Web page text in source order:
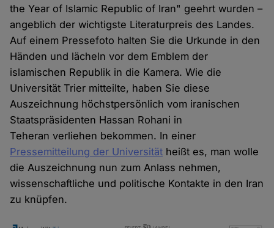
the Year of Islamic Republic of Iran" geehrt wurden –
angeblich der wichtigste Literaturpreis des Landes.
Auf einem Pressefoto halten Sie die Urkunde in den
Händen und lächeln vor dem Emblem der
islamischen Republik in die Kamera. Wie die
Universität Trier mitteilte, haben Sie diese
Auszeichnung höchstpersönlich vom iranischen
Staatspräsidenten Hassan Rohani in
Teheran verliehen bekommen. In einer
Pressemitteilung der Universität heißt es, man wolle
die Auszeichnung nun zum Anlass nehmen,
wissenschaftliche und politische Kontakte in den Iran
zu knüpfen.